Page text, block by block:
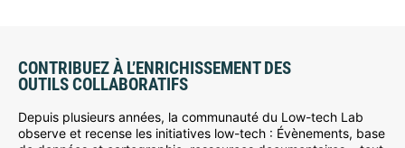
CONTRIBUEZ À L’ENRICHISSEMENT DES
OUTILS COLLABORATIFS
Depuis plusieurs années, la communauté du Low-tech Lab
observe et recense les initiatives low-tech : Évènements, base